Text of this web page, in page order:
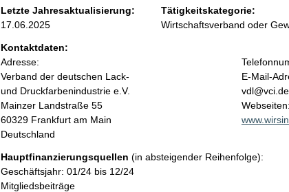
n
h
a
l
t
Letzte Jahresaktualisierung:
17.06.2025
Tätigkeitskategorie:
Wirtschaftsverband oder
Kontaktdaten:
Adresse:
Verband der deutschen Lack-
und Druckfarbenindustrie e.V.
Mainzer Landstraße 55
60329 Frankfurt am Main
Deutschland
K
o
n
t
a
i
E-Mail-
vdl@vci.de
Webseiten:
Hauptfinanzierungsquellen (in absteigender Reihenfolge):
Geschäftsjahr: 01/24 bis 12/24
Mitgliedsbeiträge